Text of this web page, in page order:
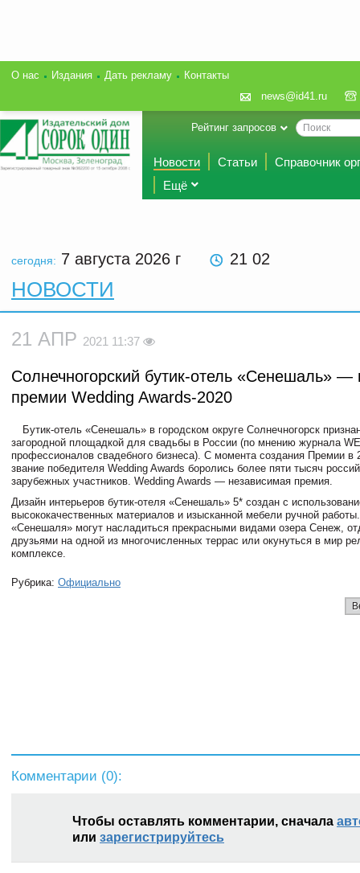
О нас Издания Дать рекламу
Контакты
news@id41.ru
Рейтинг запросов
Новости Статьи
Справочник
Ещё
сегодня: 7 августа 2026 г 21 02
НОВОСТИ
21 АПР 2021 11:37
Солнечногорский бутик-отель «Сенешаль» —
премии Wedding Awards-2020
Бутик-отель «Сенешаль» в городском округе Солнечногорск
загородной площадкой для свадьбы в России (по мнению журнала
профессионалов свадебного бизнеса). С момента создания Премии в
звание победителя Wedding Awards боролись более пяти тысяч
зарубежных участников. Wedding Awards — независимая премия.
Дизайн интерьеров бутик-отеля «Сенешаль» 5* создан с
высококачественных материалов и изысканной мебели ручной
«Сенешаля» могут насладиться прекрасными видами озера Сенеж,
друзьями на одной из многочисленных террас или окунуться в мир
комплексе.
Рубрика: Официально
Комментарии (0):
Чтобы оставлять комментарии, сначала
или зарегистрируйтесь